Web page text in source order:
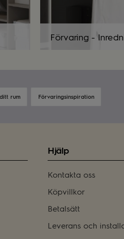
Förvaring -
rum Förvaringsinspiration
Hjälp
Kontakta oss
Köpvillkor
Betalsätt
Leverans och